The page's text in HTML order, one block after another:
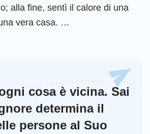
alla fine, sentì il calore di una
vera casa. …
cosa è vicina. Sai
determina il
persone al Suo